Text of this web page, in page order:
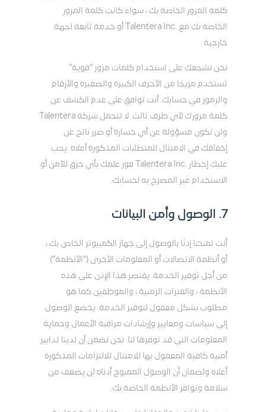
كلمة المرور الخاصة بك ، سواء كانت كلمة المرور
الخاصة بك مع .Talentera Inc أو خدمة تابعة لجهة
خارجية.
نحن نشجعك على استخدام كلمات مرور ”قوية”
تستخدم مزيجًا من الأحرف الكبيرة والصغيرة والأرقام
والرموز في حسابك. أنت توافق على عدم الكشف عن
كلمة مرورك لأي طرف ثالث. لا تتحمل شركة Talentera
ولن تكون مسؤولة عن أي خسارة أو ضرر ناتج عن
إخفاقك في الامتثال للمتطلبات المذكورة أعلاه. يجب
عليك إخطار .Talentera Inc فور علمك بأي خرق للأمن أو
الاستخدام غير المصرح به لحسابك.
7. الوصول وأمن البيانات
أنت تمنحنا إذنًا بالوصول إلى جهاز الكمبيوتر الخاص بك ،
أو أنظمة الاتصالات أو المعلومات الأخرى (”الأنظمة”)
من أجل توفير الخدمة. يقتصر هذا الإذن على هذه
الأنظمة ، والفترات الزمنية ، والموظفين كما هو
مطلوب بشكل معقول لتوفير الخدمة. يخضع الوصول
إلى سياسات ومعايير وإرشادات مراقبة الأعمال وحماية
المعلومات التي قد توفرها لنا. نحن نضمن أن لدينا تدابير
أمنية كافية المعمول بها للامتثال للالتزامات المذكورة
أعلاه ولضمان أن الوصول الممنوح أدناه لن يضعف من
سلامة وتوافر الأنظمة الخاصة بك.